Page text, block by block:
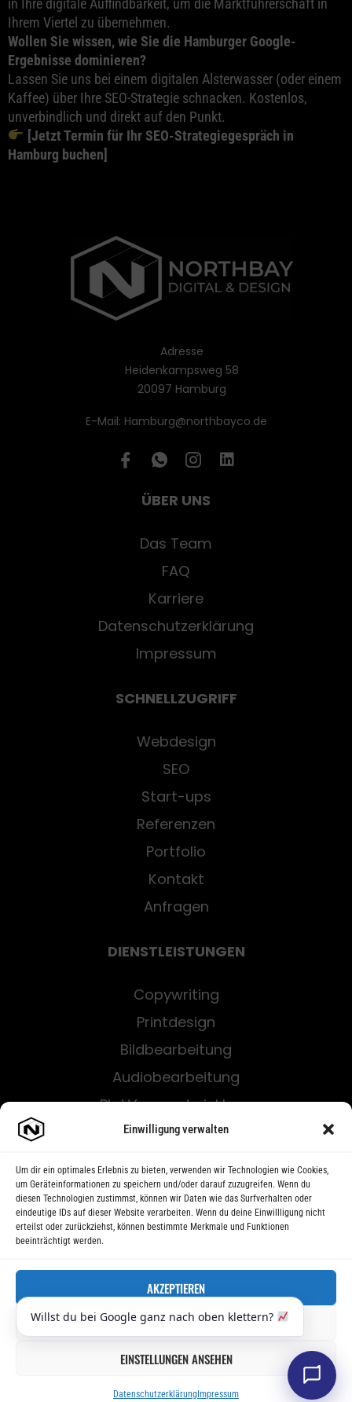
Einwilligung verwalten
Um dir ein optimales Erlebnis zu bieten, verwenden wir Technologien wie Cookies,
um Geräteinformationen zu speichern und/oder darauf zuzugreifen. Wenn du
diesen Technologien zustimmst, können wir Daten wie das Surfverhalten oder
eindeutige IDs auf dieser Website verarbeiten. Wenn du deine Einwillligung nicht
erteilst oder zurückziehst, können bestimmte Merkmale und Funktionen
beeinträchtigt werden.
AKZEPTIEREN
ABLEHNEN
EINSTELLUNGEN ANSEHEN
Datenschutzerklärung Impressum
Ihrem Viertel zu übernehmen.
Wollen Sie wissen, wie Sie die Hamburger Google-
Ergebnisse dominieren?
Lassen Sie uns bei einem digitalen Alsterwasser (oder einem
Kaffee) über Ihre SEO-Strategie schnacken. Kostenlos,
unverbindlich und direkt auf den Punkt.
[Jetzt Termin für Ihr SEO-Strategiegespräch in
Hamburg buchen]
Adresse
Heidenkampsweg 58
20097 Hamburg
E-Mail: Hamburg@northbayco.de
ÜBER UNS
Das Team
FAQ
Karriere
Datenschutzerklärung
Impressum
SCHNELLZUGRIFF
Webdesign
SEO
Start-ups
Referenzen
Portfolio
Kontakt
Anfragen
DIENSTLEISTUNGEN
Copywriting
Printdesign
Bildbearbeitung
Audiobearbeitung
Plattformentwicklung
Softwareentwicklung
Willst du bei Google ganz nach oben klettern?